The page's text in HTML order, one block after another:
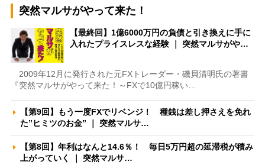
突然マルサがやって来た！
【最終回】1億6000万円の負債と引き換えに手に
入れたプライスレスな経験 ｜ 突然マルサがや…
2009年12月に発行された元FXトレーダー・磯貝清明氏の著書
『突然マルサがやって来た！～FXで10億円稼い…
【第9回】もう一度FXでリベンジ！ 種銭は差し押さえを免れ
た”ヒミツのお金” ｜ 突然マルサ…
【第8回】年利はなんと14.6％！ 毎日5万円超の延滞税が積み
上がっていく ｜ 突然マルサ…